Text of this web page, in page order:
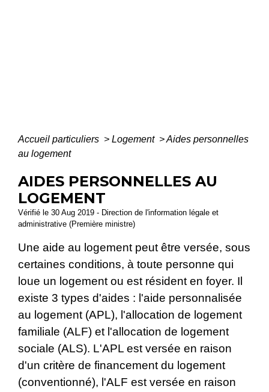
Accueil particuliers > Logement >Aides personnelles
au logement
AIDES PERSONNELLES AU
LOGEMENT
Vérifié le 30 Aug 2019 - Direction de l'information légale et
administrative (Première ministre)
Une aide au logement peut être versée, sous
certaines conditions, à toute personne qui
loue un logement ou est résident en foyer. Il
existe 3 types d'aides : l'aide personnalisée
au logement (APL), l'allocation de logement
familiale (ALF) et l'allocation de logement
sociale (ALS). L'APL est versée en raison
d'un critère de financement du logement
(conventionné), l'ALF est versée en raison